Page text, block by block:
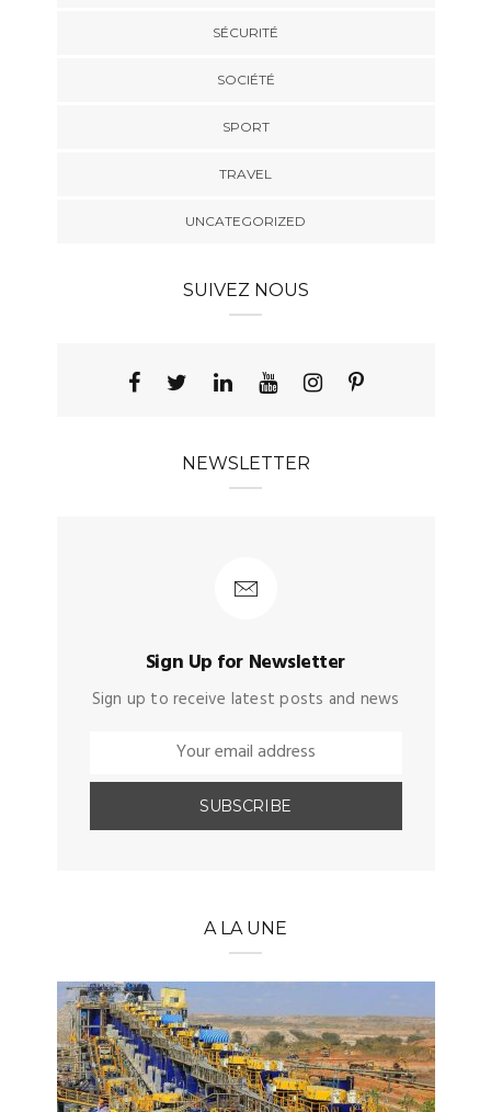
SÉCURITÉ
SOCIÉTÉ
SPORT
TRAVEL
UNCATEGORIZED
SUIVEZ NOUS
NEWSLETTER
Sign Up for Newsletter
Sign up to receive latest posts and news
A LA UNE